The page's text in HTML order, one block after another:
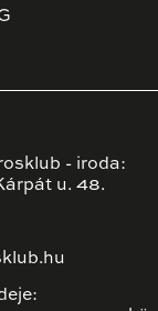
- iroda:
u. 48.